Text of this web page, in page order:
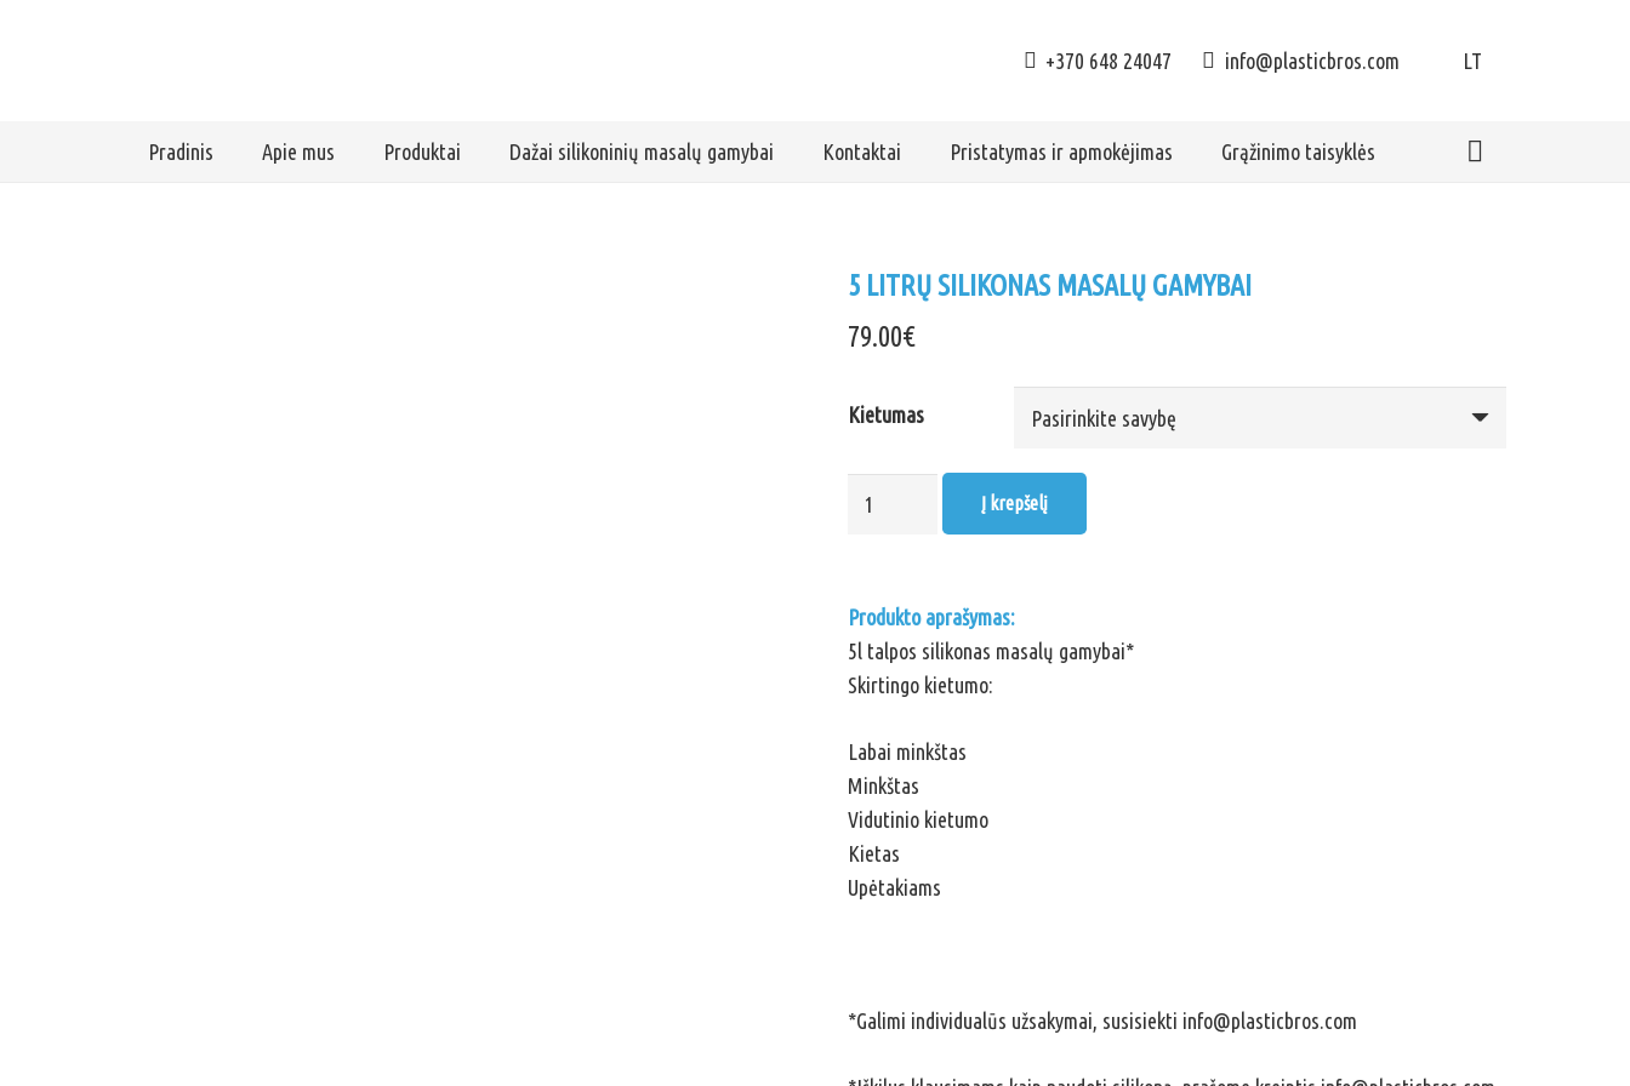
+370 648 24047 info@plasticbros.com LT
Pradinis Apie mus Produktai Dažai silikoninių masalų gamybai Kontaktai Pristatymas ir apmokėjimas Grąžinimo taisyklės
5 LITRŲ SILIKONAS MASALŲ GAMYBAI
79.00€
Kietumas
silikonas
masalų
gamybai
Į krepšelį
Produkto aprašymas:
5l talpos silikonas masalų gamybai*
Skirtingo kietumo:
Labai minkštas
Minkštas
Vidutinio kietumo
Kietas
Upėtakiams
*Galimi individualūs užsakymai, susisiekti info@plasticbros.com